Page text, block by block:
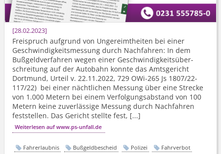
28.02.2023
Freispruch aufgrund von Ungereimtheiten bei einer
Geschwindig­keitsmessung durch Nachfahren: In dem
Bußgeldverfahren wegen einer Geschwindig­keitsüber­
schreitung auf der Autobahn konnte das Amtsgericht
Dortmund, Urteil v. 22.11.2022, 729 OWi-265 Js 1807/22-
117/22) bei einer nächtlichen Messung über eine Strecke
von 1.000 Metern bei einem Verfolgungsabstand von 100
Metern keine zuverlässige Messung durch Nachfahren
feststellen. Das Gericht stellte fest, [...]
Weiterlesen auf www.ps-unfall.de
Fahrerlaubnis Bußgeldbescheid Polizei
Fahrverbot